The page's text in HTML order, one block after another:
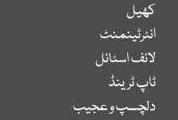
کھیل
انٹرٹینمنٹ
لائف اسٹائل
ٹاپ ٹرینڈ
دلچسپ و عجیب